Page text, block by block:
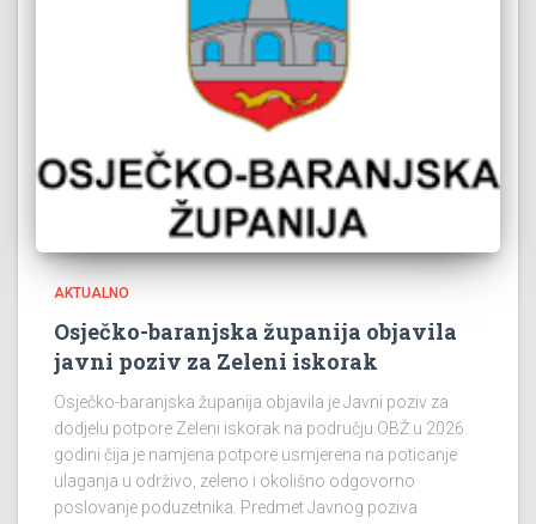
AKTUALNO
Osječko-baranjska županija objavila
javni poziv za Zeleni iskorak
Osječko-baranjska županija objavila je Javni poziv za
dodjelu potpore Zeleni iskorak na području OBŽ u 2026.
godini čija je namjena potpore usmjerena na poticanje
ulaganja u održivo, zeleno i okolišno odgovorno
poslovanje poduzetnika. Predmet Javnog poziva